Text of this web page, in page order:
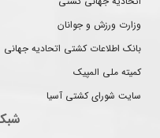
وزارت ورزش و جوانان
بانک اطلاعات کشتی اتحادیه جهانی
کمیته ملی المپیک
سایت شورای کشتی آسیا